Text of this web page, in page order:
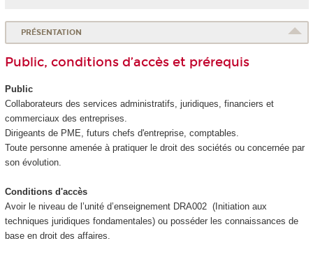
PRÉSENTATION
Public, conditions d’accès et prérequis
Public
Collaborateurs des services administratifs, juridiques, financiers et
commerciaux des entreprises.
Dirigeants de PME, futurs chefs d'entreprise, comptables.
Toute personne amenée à pratiquer le droit des sociétés ou concernée par
son évolution.
Conditions d'accès
Avoir le niveau de l’unité d’enseignement DRA002 (Initiation aux
techniques juridiques fondamentales) ou posséder les connaissances de
base en droit des affaires.